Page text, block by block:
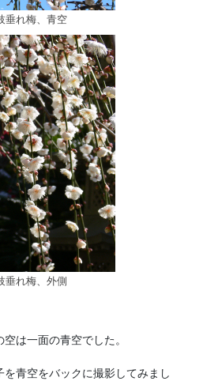
れ梅、青空
れ梅、外側
は一面の青空でした。
青空をバックに撮影してみまし